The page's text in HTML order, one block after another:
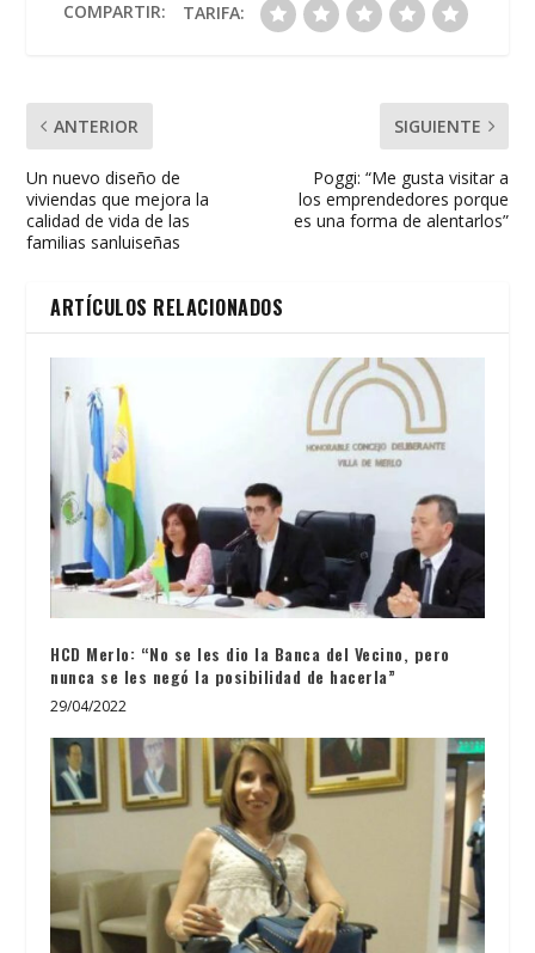
o p ti
COMPARTIR: TARIFA:
ANTERIOR
Un nuevo diseño de
viviendas que mejora la
calidad de vida de las
familias sanluiseñas
SIGUIENTE
Poggi: “Me gusta visitar a
los emprendedores porque
es una forma de alentarlos”
ARTÍCULOS RELACIONADOS
HCD Merlo: “No se les dio la Banca del Vecino, pero
nunca se les negó la posibilidad de hacerla”
29/04/2022